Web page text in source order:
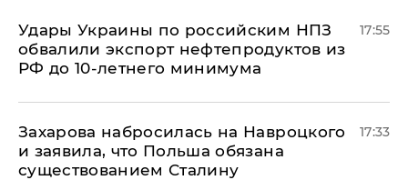
Удары Украины по российским НПЗ
обвалили экспорт нефтепродуктов из
РФ до 10-летнего минимума
17:55
​Захарова набросилась на Навроцкого
и заявила, что Польша обязана
существованием Сталину
17:33